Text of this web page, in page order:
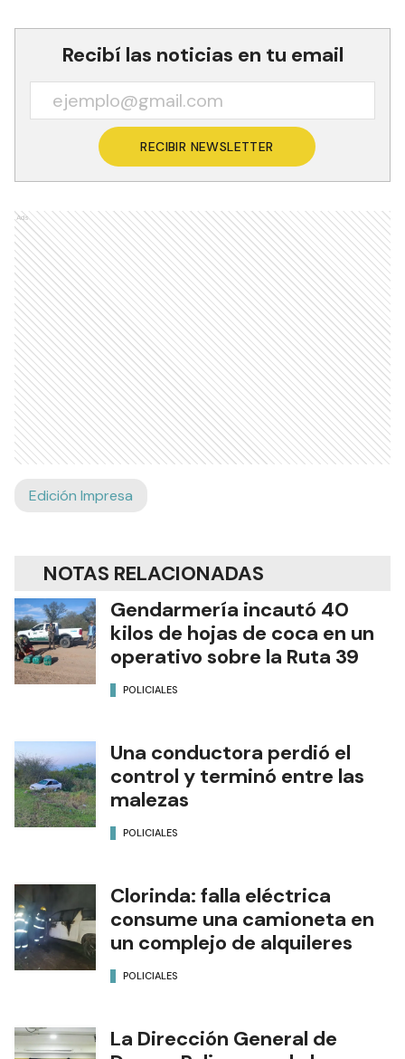
Recibí las noticias en tu email
RECIBIR NEWSLETTER
Ads
Edición Impresa
NOTAS RELACIONADAS
Gendarmería incautó 40
kilos de hojas de coca en un
operativo sobre la Ruta 39
POLICIALES
Una conductora perdió el
control y terminó entre las
malezas
POLICIALES
Clorinda: falla eléctrica
consume una camioneta en
un complejo de alquileres
POLICIALES
La Dirección General de